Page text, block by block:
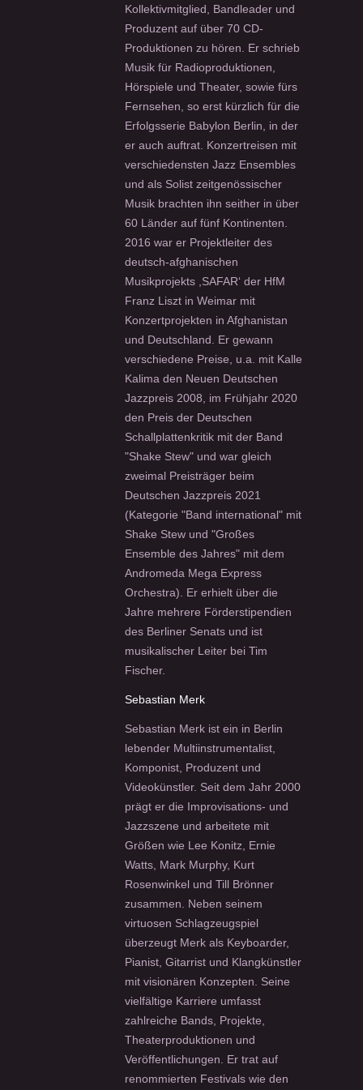
Kollektivmitglied, Bandleader und
Produzent auf über 70 CD-
Produktionen zu hören. Er schrieb
Musik für Radioproduktionen,
Hörspiele und Theater, sowie fürs
Fernsehen, so erst kürzlich für die
Erfolgsserie Babylon Berlin, in der
er auch auftrat. Konzertreisen mit
verschiedensten Jazz Ensembles
und als Solist zeitgenössischer
Musik brachten ihn seither in über
60 Länder auf fünf Kontinenten.
2016 war er Projektleiter des
deutsch-afghanischen
Musikprojekts ,SAFAR‘ der HfM
Franz Liszt in Weimar mit
Konzertprojekten in Afghanistan
und Deutschland. Er gewann
verschiedene Preise, u.a. mit Kalle
Kalima den Neuen Deutschen
Jazzpreis 2008, im Frühjahr 2020
den Preis der Deutschen
Schallplattenkritik mit der Band
"Shake Stew" und war gleich
zweimal Preisträger beim
Deutschen Jazzpreis 2021
(Kategorie "Band international" mit
Shake Stew und "Großes
Ensemble des Jahres" mit dem
Andromeda Mega Express
Orchestra). Er erhielt über die
Jahre mehrere Förderstipendien
des Berliner Senats und ist
musikalischer Leiter bei Tim
Fischer.
Sebastian Merk
Sebastian Merk ist ein in Berlin
lebender Multiinstrumentalist,
Komponist, Produzent und
Videokünstler. Seit dem Jahr 2000
prägt er die Improvisations- und
Jazzszene und arbeitete mit
Größen wie Lee Konitz, Ernie
Watts, Mark Murphy, Kurt
Rosenwinkel und Till Brönner
zusammen. Neben seinem
virtuosen Schlagzeugspiel
überzeugt Merk als Keyboarder,
Pianist, Gitarrist und Klangkünstler
mit visionären Konzepten. Seine
vielfältige Karriere umfasst
zahlreiche Bands, Projekte,
Theaterproduktionen und
Veröffentlichungen. Er trat auf
renommierten Festivals wie den